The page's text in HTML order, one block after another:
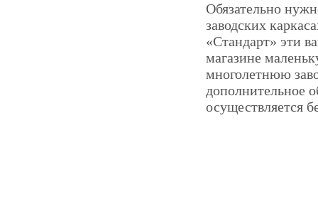
Обязательно
заводских
«Стандарт» эти
магазине
многолетнюю
дополнительное
осуществляется